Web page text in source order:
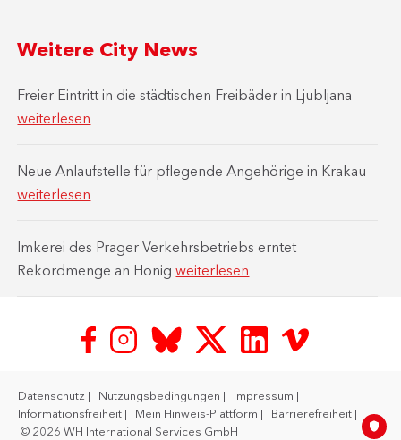
Weitere City News
Freier Eintritt in die städtischen Freibäder in Ljubljana
weiterlesen
Neue Anlaufstelle für pflegende Angehörige in Krakau
weiterlesen
Imkerei des Prager Verkehrsbetriebs erntet
Rekordmenge an Honigweiterlesen
Datenschutz Nutzungsbedingungen
Impressum
Informationsfreiheit
Mein Hinweis-Plattform
Barrierefreiheit
© 2026 WH International Services GmbH